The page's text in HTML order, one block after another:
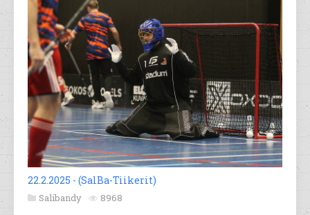
22.2.2025 - (SalBa-Tiikerit)
Salibandy 8968